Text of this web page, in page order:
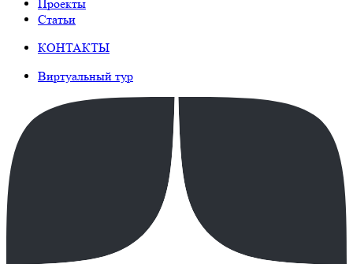
Проекты
Статьи
КОНТАКТЫ
Виртуальный тур